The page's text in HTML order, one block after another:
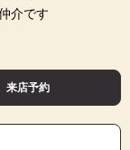
介です
来店予約